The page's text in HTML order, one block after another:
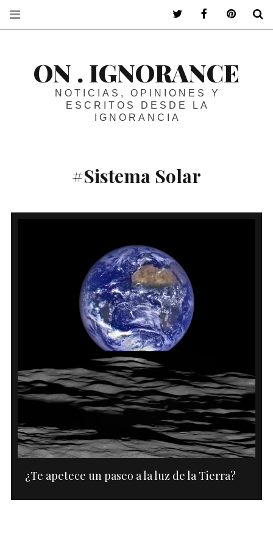
ON . IGNORANCE
NOTICIAS, OPINIONES Y
ESCRITOS DESDE LA
IGNORANCIA
#Sistema Solar
¿Te apetece un paseo a la luz de la Tierra?
ir a mi twitterir a mi facebook
ir a mi